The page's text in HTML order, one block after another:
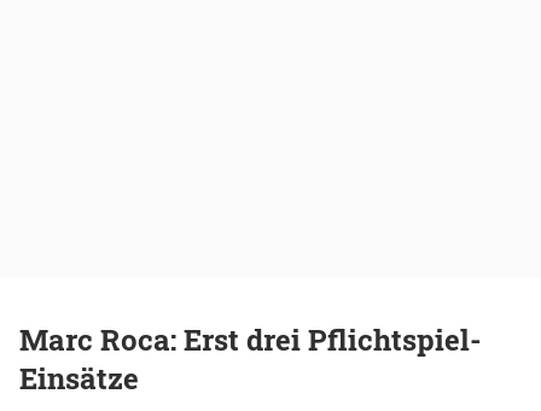
Marc Roca: Erst drei Pflichtspiel-
Einsätze